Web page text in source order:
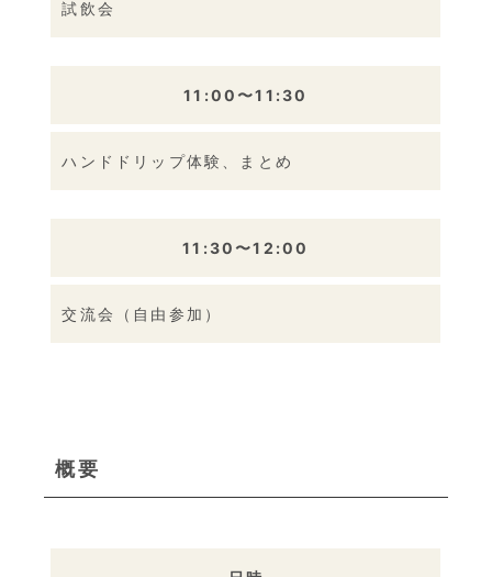
試飲会
11:00〜11:30
ハンドドリップ体験、まとめ
11:30〜12:00
交流会（自由参加）
概要